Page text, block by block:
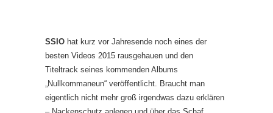
SSIO hat kurz vor Jahresende noch eines der
besten Videos 2015 rausgehauen und den
Titeltrack seines kommenden Albums
„Nullkommaneun“ veröffentlicht. Braucht man
eigentlich nicht mehr groß irgendwas dazu erklären
– Nackenschutz anlegen und über das Schaf